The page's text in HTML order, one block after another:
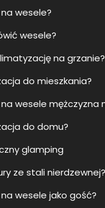
wesele?
wesele?
na grzanie?
do mieszkania?
wesele mężczyzna
do domu?
glamping
ze stali nierdzewnej?
wesele jako gość?